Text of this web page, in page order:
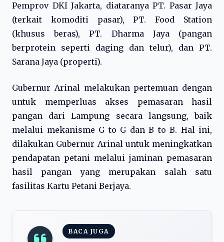
Pemprov DKI Jakarta, diataranya PT. Pasar Jaya
(terkait komoditi pasar), PT. Food Station
(khusus beras), PT. Dharma Jaya (pangan
berprotein seperti daging dan telur), dan PT.
Sarana Jaya (properti).
Gubernur Arinal melakukan pertemuan dengan
untuk memperluas akses pemasaran hasil
pangan dari Lampung secara langsung, baik
melalui mekanisme G to G dan B to B. Hal ini,
dilakukan Gubernur Arinal untuk meningkatkan
pendapatan petani melalui jaminan pemasaran
hasil pangan yang merupakan salah satu
fasilitas Kartu Petani Berjaya.
BACA JUGA